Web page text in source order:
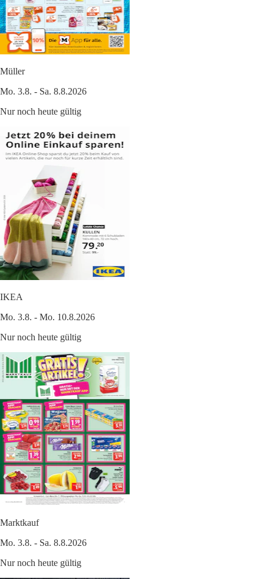
Müller
Mo. 3.8. - Sa. 8.8.2026
Nur noch heute gültig
IKEA
Mo. 3.8. - Mo. 10.8.2026
Nur noch heute gültig
Marktkauf
Mo. 3.8. - Sa. 8.8.2026
Nur noch heute gültig